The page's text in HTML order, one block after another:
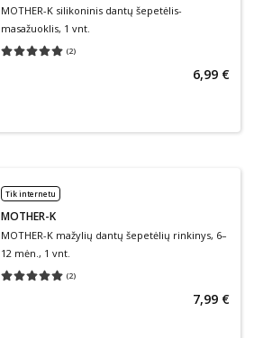
MOTHER-K silikoninis dantų šepetėlis-
masažuoklis, 1 vnt.
(2)
Vidutinis įvertinimas 5.00
6,99 €
Tik internetu
MOTHER-K
MOTHER-K mažylių dantų šepetėlių rinkinys, 6–
12 mėn., 1 vnt.
(2)
Vidutinis įvertinimas 5.00
7,99 €